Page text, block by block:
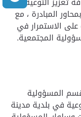
المبادرة ، مع
الاستمرار في
المجتمعية.
المسؤولية
في بلدية مدينة